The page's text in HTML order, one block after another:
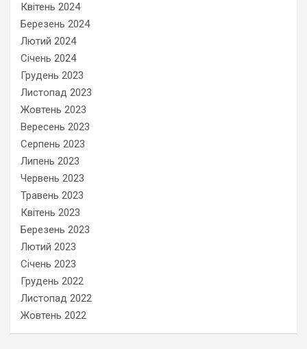
Квітень 2024
Березень 2024
Лютий 2024
Січень 2024
Грудень 2023
Листопад 2023
Жовтень 2023
Вересень 2023
Серпень 2023
Липень 2023
Червень 2023
Травень 2023
Квітень 2023
Березень 2023
Лютий 2023
Січень 2023
Грудень 2022
Листопад 2022
Жовтень 2022